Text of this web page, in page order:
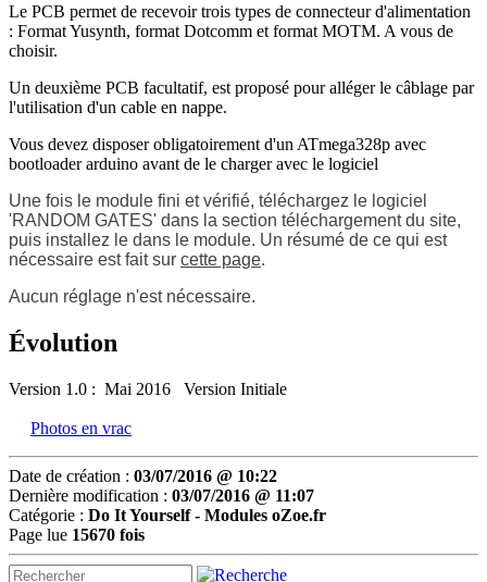
Le PCB permet de recevoir trois types de connecteur d'alimentation
: Format Yusynth, format Dotcomm et format MOTM. A vous de
choisir.
Un deuxième PCB facultatif, est proposé pour alléger le câblage par
l'utilisation d'un cable en nappe.
Vous devez disposer obligatoirement d'un ATmega328p avec
bootloader arduino avant de le charger avec le logiciel
Une fois le module fini et vérifié, téléchargez le logiciel
'RANDOM GATES' dans la section téléchargement du site,
puis installez le dans le module. Un résumé de ce qui est
nécessaire est fait sur cette page.
Aucun réglage n'est nécessaire.
Évolution
Version 1.0 : Mai 2016 Version Initiale
Photos en vrac
Date de création : 03/07/2016 @ 10:22
Dernière modification : 03/07/2016 @ 11:07
Catégorie : Do It Yourself - Modules oZoe.fr
Page lue 15670 fois